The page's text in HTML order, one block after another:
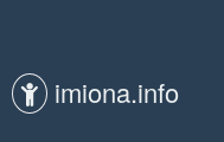
imiona.info